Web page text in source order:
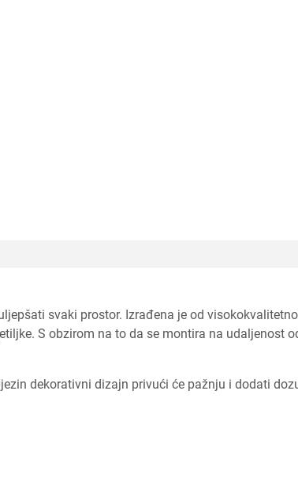
svaki prostor. Izrađena je od
S obzirom na to da se montira na udaljenost
dekorativni dizajn privući će pažnju i dodati